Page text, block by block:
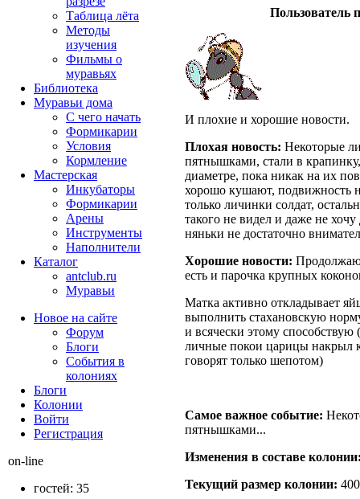
Пользователь
И плохие и хорошие новости.
Плохая новость: Некоторые
пятнышками, стали в
диаметре, пока никак на их
хорошо кушают, подвижность
только личинки солдат,
такого не видел и даже не
няньки не достаточно
Хорошие новости:
есть и парочка крупных
Матка активно откладывает
выполнить стахановскую
и всячески этому
личные покои царицы накрыл
говорят только шепотом)
Самое важное событие:
пятнышками...
Изменения в составе
Текущий размер кoлонии: 400
Таблица лёта
Методы
изучения
Фильмы о
муравьях
Библиотека
Муравьи дома
С чего начать
Формикарии
Условия
Кормление
Мастерская
Инкубаторы
Формикарии
Арены
Инструменты
Наполнители
Каталог
antclub.ru
Муравьи
Новое на сайте
Форум
Блоги
События в
колониях
Блоги
Колонии
Войти
Peгиcтpaция
on-line
гостей: 35